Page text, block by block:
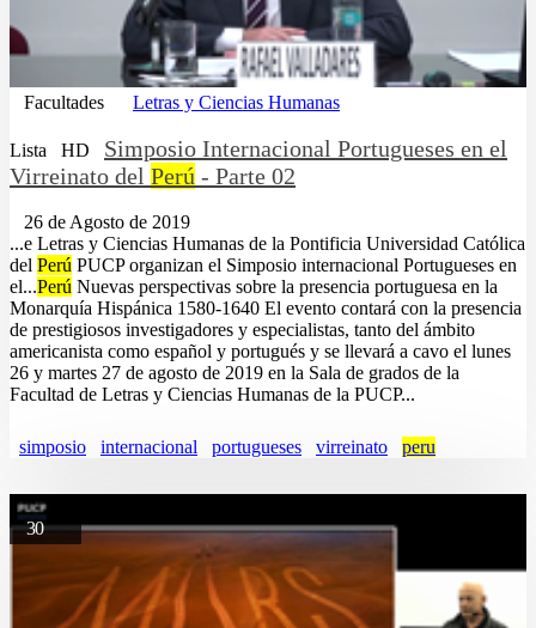
Facultades Letras y Ciencias Humanas
Lista HD
Simposio Internacional Portugueses en el
Virreinato del Perú - Parte 02
26 de Agosto de 2019
...e Letras y Ciencias Humanas de la Pontificia Universidad Católica
del Perú PUCP organizan el Simposio internacional Portugueses en
el...Perú Nuevas perspectivas sobre la presencia portuguesa en la
Monarquía Hispánica 1580-1640 El evento contará con la presencia
de prestigiosos investigadores y especialistas, tanto del ámbito
americanista como español y portugués y se llevará a cavo el lunes
26 y martes 27 de agosto de 2019 en la Sala de grados de la
Facultad de Letras y Ciencias Humanas de la PUCP...
simposio internacional portugueses virreinato peru
30